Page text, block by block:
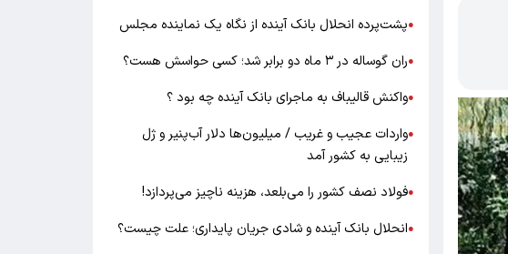
●پشت‌پرده انحلال بانک آینده از نگاه یک نماینده مجلس
●ران گوساله در ۳ ماه دو برابر شد؛ کسی حواسش هست؟
●واکنش قالیباف به ماجرای بانک آینده چه بود ؟
●واردات عجیب و غریب / میلیون‌ها دلار آب‌پنیر و ژل
زیبایی به کشور آمد
●فولاد نصف کشور را می‌بلعد، هزینه ناچیز می‌پردازد!
●انحلال بانک آینده و شادی جریان پایداری؛ علت چیست؟